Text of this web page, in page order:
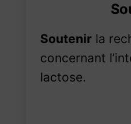
Soutenir la
concernant
lactose.